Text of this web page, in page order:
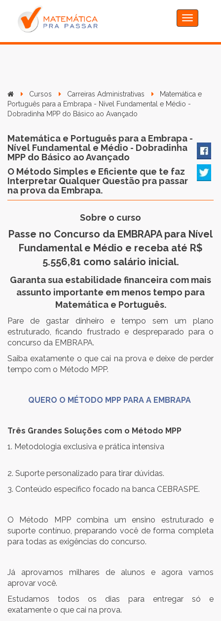
Toggle
navigation
Cursos Carreiras Administrativas
Matemática e
Português para a Embrapa - Nível Fundamental e Médio -
Dobradinha MPP do Básico ao Avançado
Matemática e Português para a Embrapa -
Nível Fundamental e Médio - Dobradinha
MPP do Básico ao Avançado
O Método Simples e Eficiente que te faz
Interpretar Qualquer Questão pra passar
na prova da Embrapa.
Sobre o curso
Passe no Concurso da EMBRAPA para Nível
Fundamental e Médio e receba até R$
5.556,81 como salário inicial.
Garanta sua estabilidade financeira com mais
assunto importante em menos tempo para
Matemática e Português.
Pare de gastar dinheiro e tempo sem um plano
estruturado, ficando frustrado e despreparado para o
concurso da EMBRAPA.
Saiba exatamente o que cai na prova e deixe de perder
tempo com o Método MPP.
QUERO O MÉTODO MPP PARA A EMBRAPA
Três Grandes Soluções com o Método MPP
1. Metodologia exclusiva e prática intensiva
2. Suporte personalizado para tirar dúvidas.
3. Conteúdo específico focado na banca CEBRASPE.
O Método MPP combina um ensino estruturado e
suporte contínuo, preparando você de forma completa
para todas as exigências do concurso.
Já aprovamos milhares de alunos e agora vamos
aprovar você.
Estudamos todos os dias para entregar só e
exatamente o que cai na prova.